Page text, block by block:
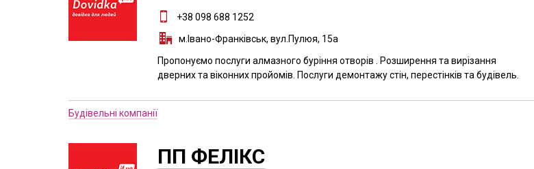
+38 098 688 1252
м.Івано-Франківськ, вул.Пулюя, 15а
Пропонуємо послуги алмазного буріння отворів . Розширення та вирізання
дверних та віконних пройомів. Послуги демонтажу стін, перестінків та будівель.
Будівельні компанії
ПП ФЕЛІКС